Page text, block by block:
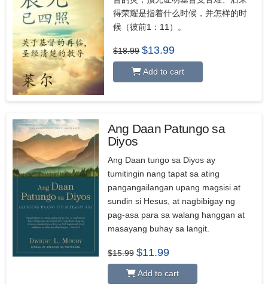
得荣耀是指着什么时候，并怎样的时
候（彼前1：11）。
$18.99 Original
price
$18.99.
$13.99Current
$13.99.
Add to cart
Ang Daan Patungo sa
Diyos
Ang Daan tungo sa Diyos ay
tumitingin nang tapat sa ating
pangangailangan upang magsisi at
sundin si Hesus, at nagbibigay ng
pag-asa para sa walang hanggan at
masayang buhay sa langit.
$15.99 Original
price
was:
$15.99.
$11.99Current
is:
$11.99.
Add to cart